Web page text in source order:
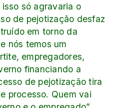
só agravaria o
de pejotização desfaz
em torno da
nós temos um
empregadores,
financiando a
de pejotização tira
processo. Quem vai